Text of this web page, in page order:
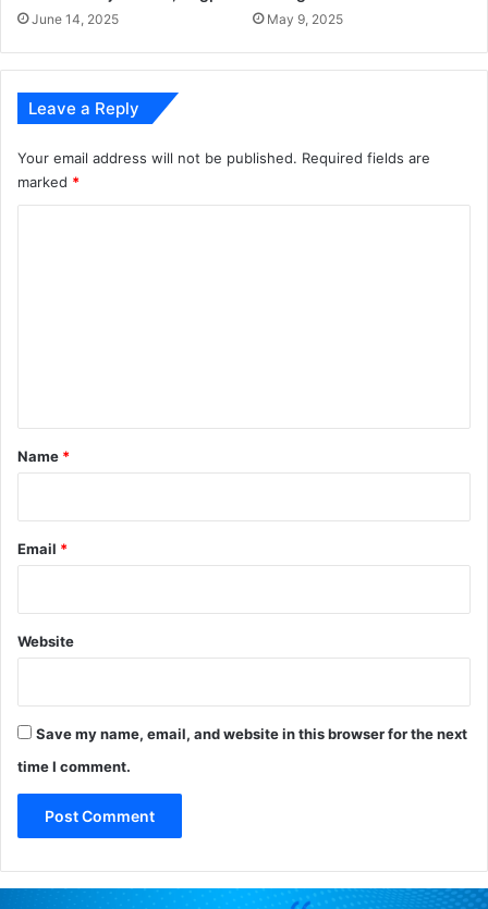
June 14, 2025 May 9, 2025
Leave a Reply
Your email address will not be published. Required fields are
marked *
*
Name *
Email *
Website
Save my name, email, and website in this browser for the next
time I comment.